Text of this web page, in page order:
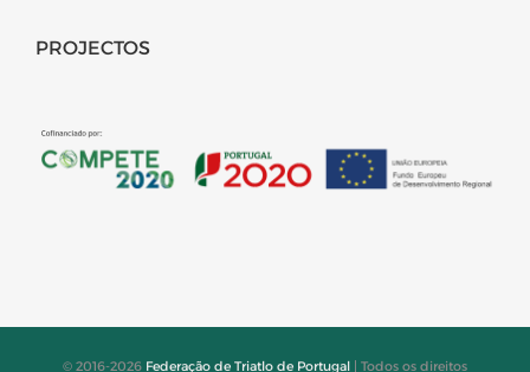
PROJECTOS
© 2016-2026 Federação de Triatlo de Portugal | Todos os direitos